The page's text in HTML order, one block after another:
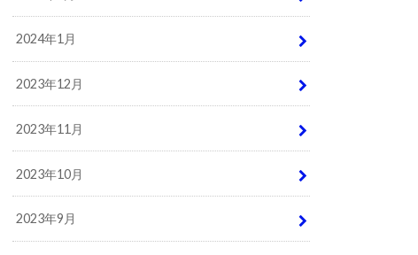
2024年1月
2023年12月
2023年11月
2023年10月
2023年9月